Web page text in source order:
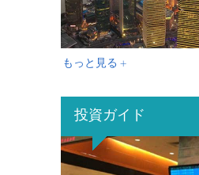
もっと見る +
投資ガイド